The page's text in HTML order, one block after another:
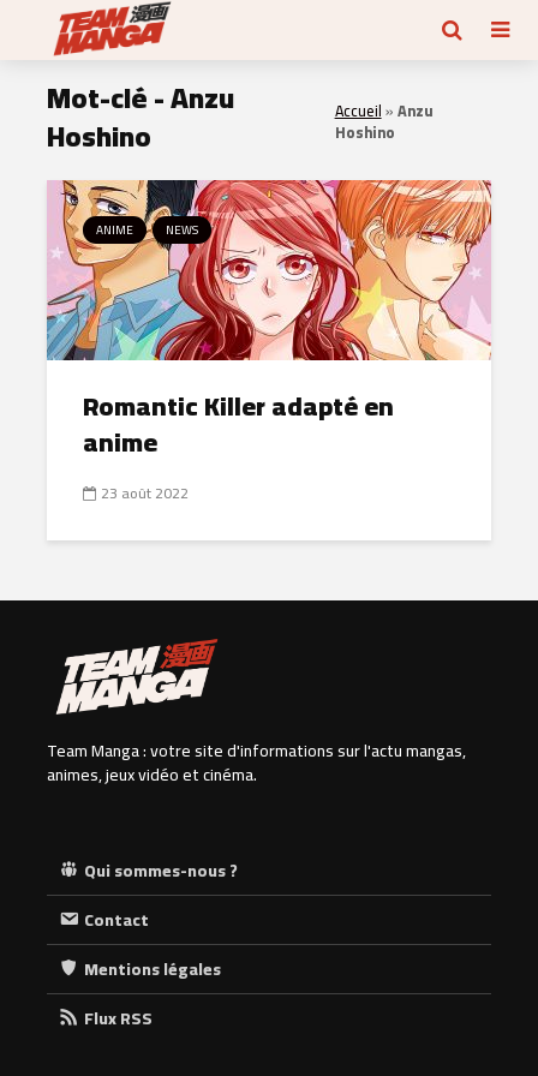
Mot-clé - Anzu
Hoshino Accueil»Anzu
Hoshino
ANIME NEWS
Romantic Killer adapté en
anime
23 août 2022
Team Manga : votre site d'informations sur l'actu mangas,
animes, jeux vidéo et cinéma.
Qui sommes-nous ?
Contact
Mentions légales
Flux RSS